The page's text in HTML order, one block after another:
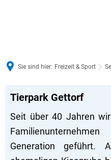
Sie sind hier: Freizeit & Sport
Tierpark
Gettorf
Tierpark Gettorf
Seit über 40 Jahren
Generation geführt.